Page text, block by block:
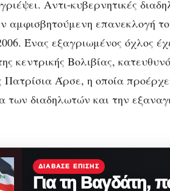
Αντι-κυβερνητικές
αμφισβητούμενη επανεκλογή
Ένας εξαγριωμένος όχλος
κεντρικής Βολιβίας,
Πατρίσια Άρσε, η οποία
των διαδηλωτών και την
ΔΙΆΒΑΣΕ ΕΠΊΣΗΣ
Για τη Βαγδάτη,